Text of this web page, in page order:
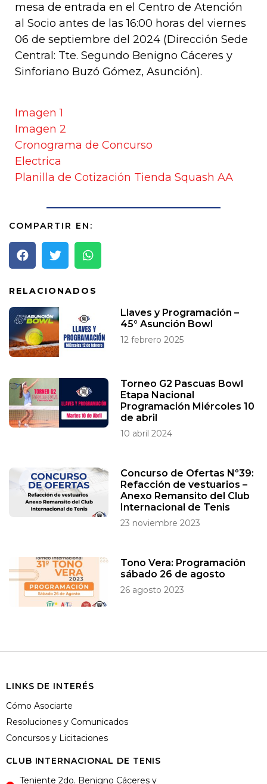
mesa de entrada en el Centro de Atención
al Socio antes de las 16:00 horas del viernes
06 de septiembre del 2024 (Dirección Sede
Central: Tte. Segundo Benigno Cáceres y
Sinforiano Buzó Gómez, Asunción).
Imagen 1
Imagen 2
Cronograma de Concurso
Electrica
Planilla de Cotización Tienda Squash AA
COMPARTIR EN:
RELACIONADOS
Llaves y Programación –
45° Asunción Bowl
12 febrero 2025
Torneo G2 Pascuas Bowl
Etapa Nacional
Programación Miércoles 10
de abril
10 abril 2024
Concurso de Ofertas Nº39:
Refacción de vestuarios –
Anexo Remansito del Club
Internacional de Tenis
23 noviembre 2023
Tono Vera: Programación
sábado 26 de agosto
26 agosto 2023
LINKS DE INTERÉS
Cómo Asociarte
Resoluciones y Comunicados
Concursos y Licitaciones
CLUB INTERNACIONAL DE TENIS
Teniente 2do. Benigno Cáceres y